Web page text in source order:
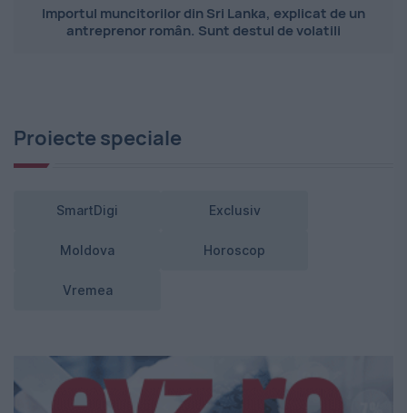
Importul muncitorilor din Sri Lanka, explicat de un
antreprenor român. Sunt destul de volatili
Proiecte speciale
SmartDigi Exclusiv
Moldova Horoscop
Vremea